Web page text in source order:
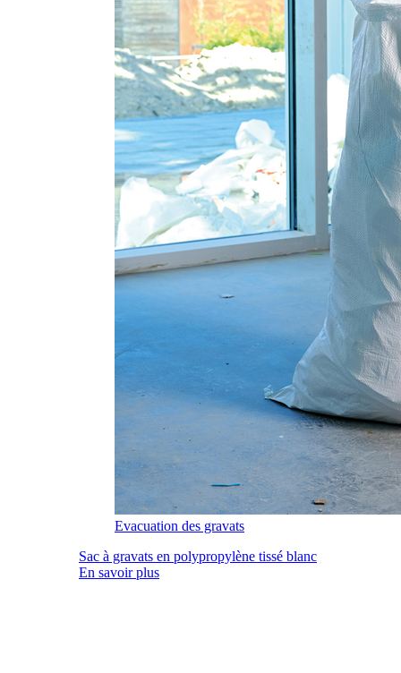
Evacuation des gravats
Sac à gravats en polypropylène tissé blanc
En savoir plus